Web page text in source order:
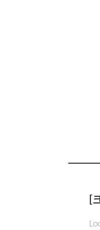
[